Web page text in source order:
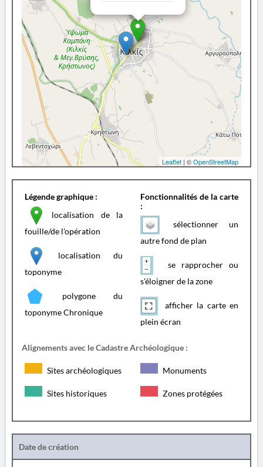
Leaflet | ©OpenStreetMap
Légende graphique :
localisation de la
fouille/de l'opération
localisation du
toponyme
polygone du
toponyme Chronique
Fonctionnalités de la carte
:
sélectionner un
autre fond de plan
se rapprocher ou
s'éloigner de la zone
afficher la carte en
plein écran
Alignements avec le Cadastre Archéologique :
Sites archéologiques Monuments
Sites historiques Zones protégées
Date de création